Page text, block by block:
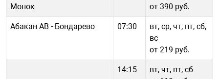
Монок
от 390 руб.
Абакан АВ - Бондарево 07:30
вт, ср, чт, пт, сб,
вс
от 219 руб.
14:15
вт, чт, пт, сб